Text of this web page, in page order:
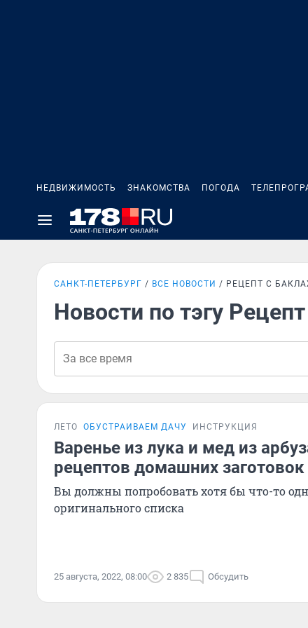
НЕДВИЖИМОСТЬ ЗНАКОМСТВА ПОГОДА
САНКТ-ПЕТЕРБУРГ ВСЕ НОВОСТИ РЕЦЕПТ С
Новости по тэгу
ЛЕТО ОБУСТРАИВАЕМ ДАЧУ ИНСТРУКЦИЯ
Варенье из лука и мед из
рецептов домашних заготовок
Вы должны попробовать хотя бы что-то
оригинального списка
25 августа, 2022, 08:00 2 835 Обсудить